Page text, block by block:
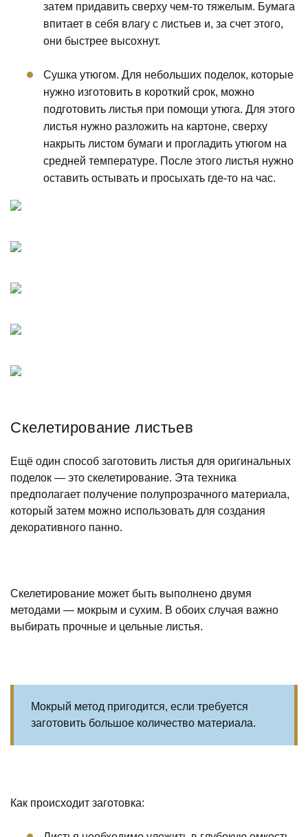
затем придавить сверху чем-то тяжелым. Бумага
впитает в себя влагу с листьев и, за счет этого,
они быстрее высохнут.
Сушка утюгом. Для небольших поделок, которые
нужно изготовить в короткий срок, можно
подготовить листья при помощи утюга. Для этого
листья нужно разложить на картоне, сверху
накрыть листом бумаги и прогладить утюгом на
средней температуре. После этого листья нужно
оставить остывать и просыхать где-то на час.
Скелетирование листьев
Ещё один способ заготовить листья для оригинальных
поделок — это скелетирование. Эта техника
предполагает получение полупрозрачного материала,
который затем можно использовать для создания
декоративного панно.
Скелетирование может быть выполнено двумя
методами — мокрым и сухим. В обоих случая важно
выбирать прочные и цельные листья.
Мокрый метод пригодится, если требуется
заготовить большое количество материала.
Как происходит заготовка: